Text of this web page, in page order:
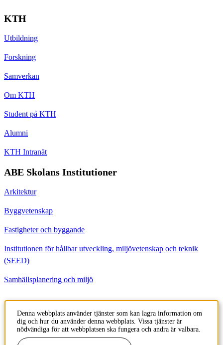
KTH
Utbildning
Forskning
Samverkan
Om KTH
Student på KTH
Alumni
KTH Intranät
ABE Skolans Institutioner
Arkitektur
Byggvetenskap
Fastigheter och byggande
Institutionen för hållbar utveckling, miljövetenskap och teknik
(SEED)
Samhällsplanering och miljö
Kontakt
Institutionen för Byggvetenskap
Brinellvägen 23
Denna webbplats använder tjänster som kan lagra information om
dig och hur du använder denna webbplats. Vissa tjänster är
nödvändiga för att webbplatsen ska fungera och andra är valbara.